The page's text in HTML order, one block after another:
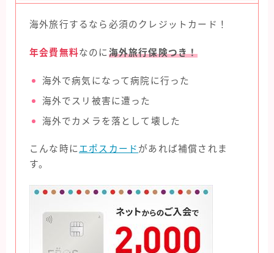
海外旅行するなら必須のクレジットカード！
年会費無料なのに 海外旅行保険つき！
海外で病気になって病院に行った
海外でスリ被害に遭った
海外でカメラを落として壊した
こんな時に エポスカード があれば補償されま
す。